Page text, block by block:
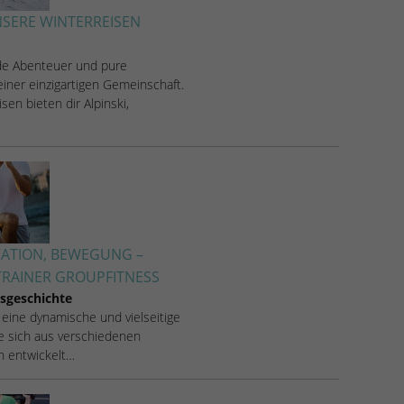
WINTERREISEN
Abenteuer und pure
einzigartigen Gemeinschaft.
bieten dir Alpinski,
BEWEGUNG –
GROUPFITNESS
dynamische und vielseitige
sich aus verschiedenen
entwickelt…